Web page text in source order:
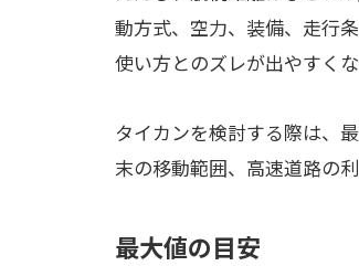
動方式、空力、装備、走行
使い方とのズレが出やすくな
タイカンを検討する際は、
末の移動範囲、高速道路の
最大値の目安